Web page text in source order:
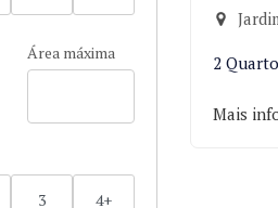
Área máxima
3 4+
2
Mais